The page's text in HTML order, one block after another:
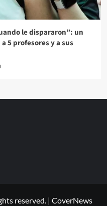
le dispararon”: un
5 profesores y a sus
reserved. | CoverNews